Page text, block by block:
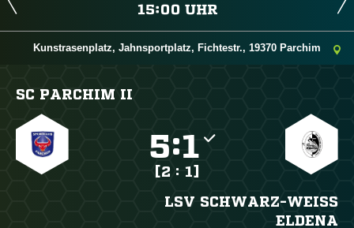
 
Kunstrasenplatz, Jahnsportplatz, Fichtestr., 19370 Parchim
SC PARCHIM II
:
[2 : 1]
LSV SCHWARZ-WEISS E
LDENA